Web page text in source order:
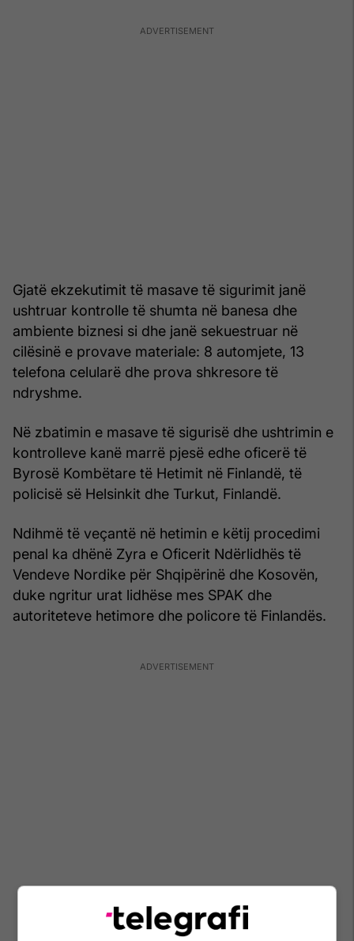
Gjatë ekzekutimit të masave të sigurimit janë
ushtruar kontrolle të shumta në banesa dhe
ambiente biznesi si dhe janë sekuestruar në
cilësinë e provave materiale: 8 automjete, 13
telefona celularë dhe prova shkresore të
ndryshme.
Në zbatimin e masave të sigurisë dhe ushtrimin e
kontrolleve kanë marrë pjesë edhe oficerë të
Byrosë Kombëtare të Hetimit në Finlandë, të
policisë së Helsinkit dhe Turkut, Finlandë.
Ndihmë të veçantë në hetimin e këtij procedimi
penal ka dhënë Zyra e Oficerit Ndërlidhës të
Vendeve Nordike për Shqipërinë dhe Kosovën,
duke ngritur urat lidhëse mes SPAK dhe
autoriteteve hetimore dhe policore të Finlandës.